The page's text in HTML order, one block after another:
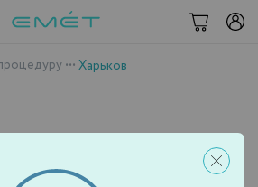
••• Харьков